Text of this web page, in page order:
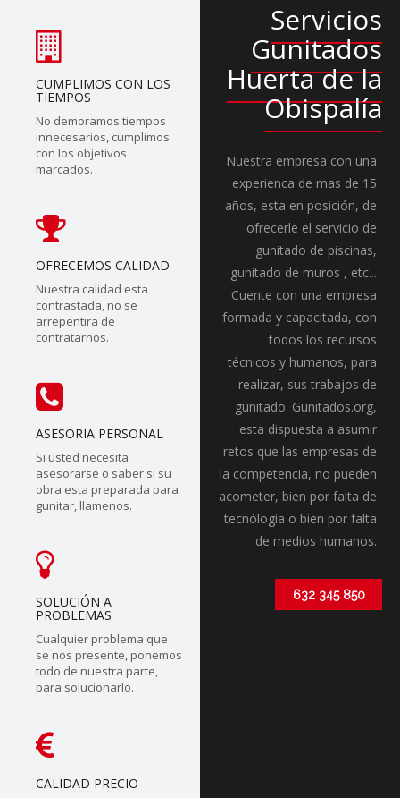
CUMPLIMOS CON LOS
TIEMPOS
No demoramos tiempos
innecesarios, cumplimos
con los objetivos
marcados.
OFRECEMOS CALIDAD
Nuestra calidad esta
contrastada, no se
arrepentira de
contratarnos.
ASESORIA PERSONAL
Si usted necesita
asesorarse o saber si su
obra esta preparada para
gunitar, llamenos.
SOLUCIÓN A
PROBLEMAS
Cualquier problema que
se nos presente, ponemos
todo de nuestra parte,
para solucionarlo.
CALIDAD PRECIO
Servicios
Gunitados
Huerta de la
Obispalía
Nuestra empresa con una
experienca de mas de 15
años, esta en posición, de
ofrecerle el servicio de
gunitado de piscinas,
gunitado de muros , etc...
Cuente con una empresa
formada y capacitada, con
todos los recursos
técnicos y humanos, para
realizar, sus trabajos de
gunitado. Gunitados.org,
esta dispuesta a asumir
retos que las empresas de
la competencia, no pueden
acometer, bien por falta de
tecnólogia o bien por falta
de medios humanos.
632 345 850